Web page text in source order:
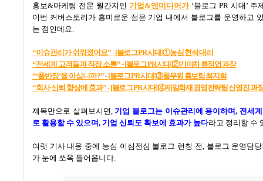
홍보&마케팅 전문 월간지인 기업&앤미디어가 ‘블로그 PR 시대 ’ 주
이번 커버스토리가 흥미로운 점은 기업 내에서 블로그를 운영하고
는 점인데요
“이슈관리가쉬워졌어요” -[블로그PR시대]①농심현석대리
“전세계 고객들과 직접 소통” -[블로그 PR시대]②기아차류정엽과장
“‘풀반장’을 아십니까?” -[블로그 PR시대]③풀무원 홍보팀최지희
“회사신뢰 향상에 효과” -[블로그 PR시대]④제일화재경영전략팀신영진과
제목만으로 살펴보시면 기업 블로그는 이슈관리에 용이하며, 전세
로 활용할 수 있으며, 기업 신뢰도 확보에 효과가 높다라고 정리할 수
여럿 기사 내용 중에 농심 이심전심 블로그 런칭 전
블로그 운영담
가 눈에 쏘옥 들어옵니다